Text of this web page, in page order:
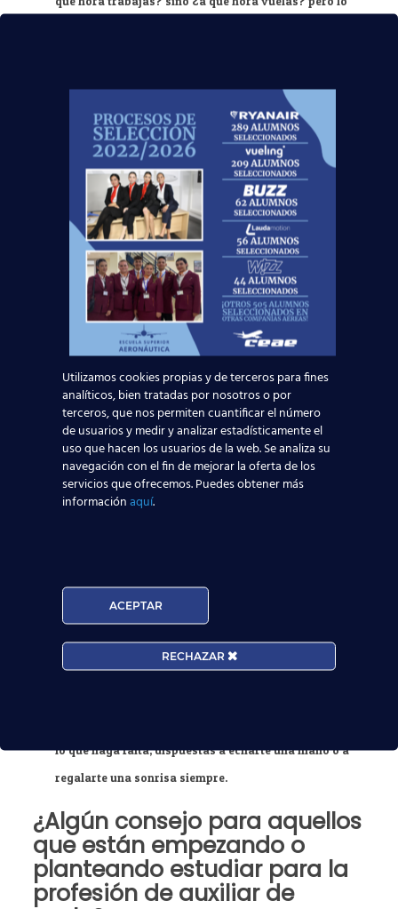
¿En qué países has estado
mientras trabajabas como
TCP en Iberia Express? ¿Algún
destino pendiente?
En estos primeros tres meses volando he estado en
siete países distintos pero en mi compañía solo
operamos corto-medio radio así que está bastante
bien, y por supuesto siempre habrá una larga lista de
destinos pendientes de conocer, esto es solo el
¿Qué destacarías de tu
centro de estudios? ¿Qué fue
lo que más te gustó de tu
paso por nuestra escuela?
en todo momento toda su experiencia y
profesionalidad, transmitiendo así lo que se necesita
realmente para este trabajo, como de alumnos, me
llevé grandes amig@s que ahora conservo y son muy
lo que haga falta, dispuestas a echarte una mano o a
regalarte una sonrisa siempre.
¿Algún consejo para aquellos
que están empezando o
planteando estudiar para la
profesión de auxiliar de
Utilizamos cookies propias y de terceros para fines
analíticos, bien tratadas por nosotros o por
terceros, que nos permiten cuantificar el número
de usuarios y medir y analizar estadísticamente el
uso que hacen los usuarios de la web. Se analiza su
navegación con el fin de mejorar la oferta de los
servicios que ofrecemos. Puedes obtener más
informaciónaquí.
ACEPTAR
RECHAZAR